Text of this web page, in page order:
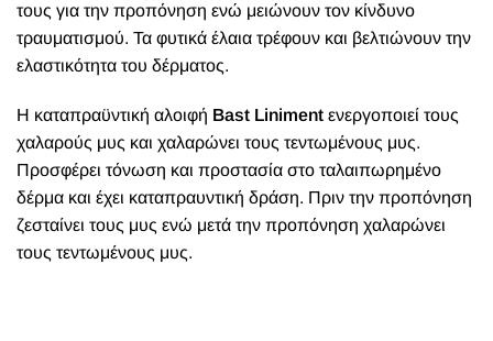
τους για την προπόνηση ενώ μειώνουν τον κίνδυνο
τραυματισμού. Τα φυτικά έλαια τρέφουν και βελτιώνουν την
ελαστικότητα του δέρματος.
Η καταπραϋντική αλοιφή Bast Liniment ενεργοποιεί τους
χαλαρούς μυς και χαλαρώνει τους τεντωμένους μυς.
Προσφέρει τόνωση και προστασία στο ταλαιπωρημένο
δέρμα και έχει καταπραυντική δράση. Πριν την προπόνηση
ζεσταίνει τους μυς ενώ μετά την προπόνηση χαλαρώνει
τους τεντωμένους μυς.